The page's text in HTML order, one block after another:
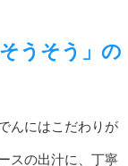
うそう」の
んにはこだわりが
スの出汁に、丁寧